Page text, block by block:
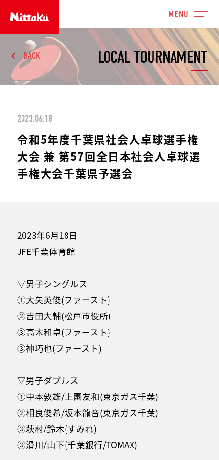
LOCAL TOURNAMENT
BACK
2023.06.18
令和5年度千葉県社会人卓球選手権
大会 兼 第57回全日本社会人卓球選
手権大会千葉県予選会
2023年6月18日
JFE千葉体育館
▽男子シングルス
①大矢英俊(ファースト)
②吉田大輔(松戸市役所)
③高木和卓(ファースト)
③神巧也(ファースト)
▽男子ダブルス
①中本敦雄/上園友和(東京ガス千葉)
②相良俊希/坂本龍音(東京ガス千葉)
③萩村/鈴木(すみれ)
③滑川/山下(千葉銀行/TOMAX)